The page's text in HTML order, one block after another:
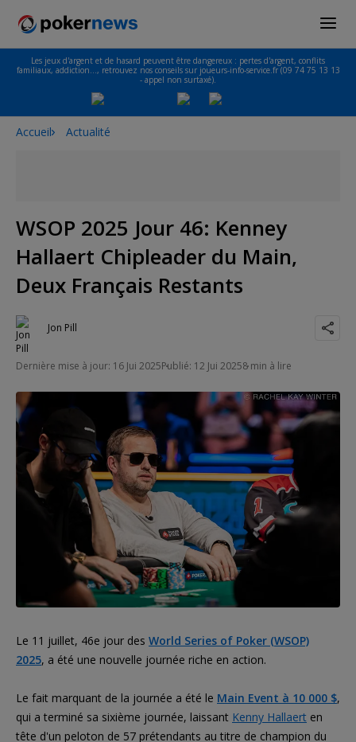
Les jeux d'argent et de hasard peuvent être dangereux : pertes d'argent, conflits
familiaux, addiction…, retrouvez nos conseils sur joueurs-info-service.fr (09 74 75 13 13
- appel non surtaxé).
Accueil Actualité
WSOP 2025 Jour 46: Kenney
Hallaert Chipleader du Main,
Deux Français Restants
Jon Pill
Dernière mise à jour: 16 Jui 2025Publié: 12 Jui 20258 min à lire
Le 11 juillet, 46e jour des World Series of Poker (WSOP)
2025, a été une nouvelle journée riche en action.
Le fait marquant de la journée a été le Main Event à 10 000 $,
qui a terminé sa sixième journée, laissant Kenny Hallaert en
tête d'un peloton de 57 prétendants au titre de champion du